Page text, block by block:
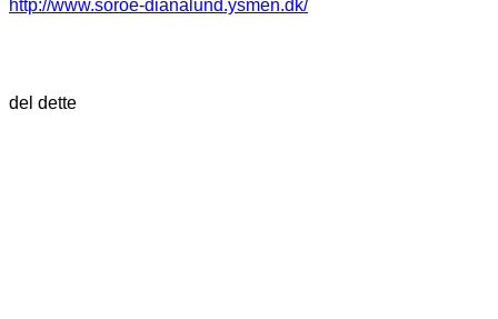
http://www.soroe-dianalund.ysmen.dk/
del dette